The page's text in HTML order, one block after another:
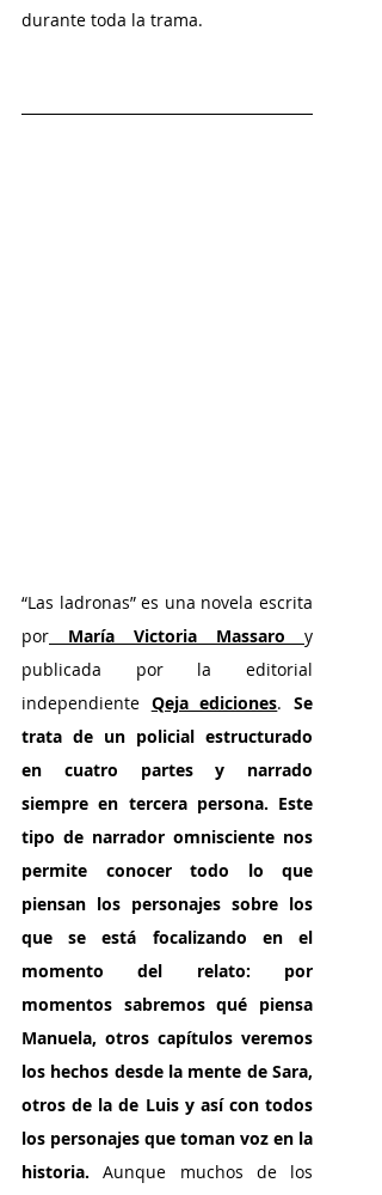
durante toda la trama.
“Las ladronas” es una novela escrita
por María Victoria Massaro y
publicada por la editorial
independiente Qeja ediciones. Se
trata de un policial estructurado
en cuatro partes y narrado
siempre en tercera persona. Este
tipo de narrador omnisciente nos
permite conocer todo lo que
piensan los personajes sobre los
que se está focalizando en el
momento del relato: por
momentos sabremos qué piensa
Manuela, otros capítulos veremos
los hechos desde la mente de Sara,
otros de la de Luis y así con todos
los personajes que toman voz en la
historia. Aunque muchos de los